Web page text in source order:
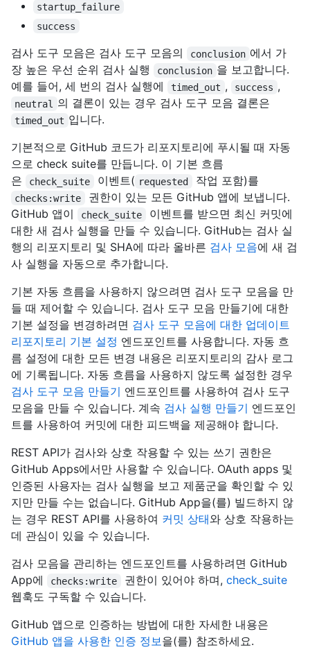
startup_failure
success
검사 도구 모음은 검사 도구 모음의 conclusion 에서 가
장 높은 우선 순위 검사 실행
conclusion 을 보고합니다.
예를 들어, 세 번의 검사 실행에
timed_out , success ,
neutral 의 결론이 있는 경우 검사 도구 모음 결론은
timed_out 입니다.
기본적으로 GitHub 코드가 리포지토리에 푸시될 때 자동
으로 check suite를 만듭니다. 이 기본 흐름
은
check_suite 이벤트( requested 작업 포함)를
checks:write
권한이 있는 모든 GitHub 앱에 보냅니다.
GitHub 앱이
check_suite
이벤트를 받으면 최신 커밋에
대한 새 검사 실행을 만들 수 있습니다. GitHub는 검사 실
행의 리포지토리 및 SHA에 따라 올바른 검사 모음에 새 검
사 실행을 자동으로 추가합니다.
기본 자동 흐름을 사용하지 않으려면 검사 도구 모음을 만
들 때 제어할 수 있습니다. 검사 도구 모음 만들기에 대한
기본 설정을 변경하려면 검사 도구 모음에 대한 업데이트
리포지토리 기본 설정 엔드포인트를 사용합니다. 자동 흐
름 설정에 대한 모든 변경 내용은 리포지토리의 감사 로그
에 기록됩니다. 자동 흐름을 사용하지 않도록 설정한 경우
검사 도구 모음 만들기 엔드포인트를 사용하여 검사 도구
모음을 만들 수 있습니다. 계속 검사 실행 만들기 엔드포인
트를 사용하여 커밋에 대한 피드백을 제공해야 합니다.
REST API가 검사와 상호 작용할 수 있는 쓰기 권한은
GitHub Apps에서만 사용할 수 있습니다. OAuth apps 및
인증된 사용자는 검사 실행을 보고 제품군을 확인할 수 있
지만 만들 수는 없습니다. GitHub App을(를) 빌드하지 않
는 경우 REST API를 사용하여 커밋 상태와 상호 작용하는
데 관심이 있을 수 있습니다.
검사 모음을 관리하는 엔드포인트를 사용하려면 GitHub
App에
checks:write 권한이 있어야 하며, check_suite
웹훅도 구독할 수 있습니다.
GitHub 앱으로 인증하는 방법에 대한 자세한 내용은
GitHub 앱을 사용한 인증 정보을(를) 참조하세요.